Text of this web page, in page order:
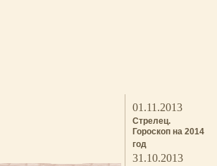
01.11.2013
Стрелец.
Гороскоп на 2014
год
31.10.2013